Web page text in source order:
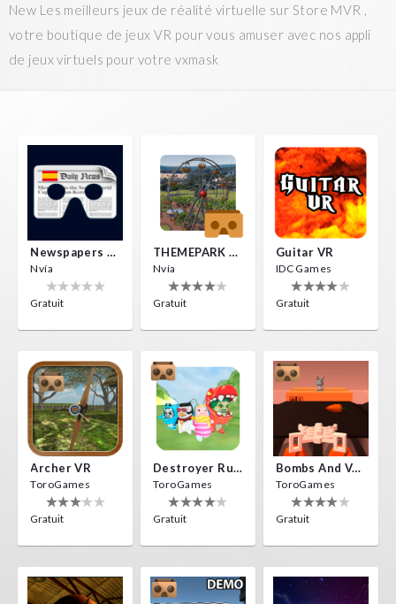
New Les meilleurs jeux de réalité virtuelle sur Store MVR ,
votre boutique de jeux VR pour vous amuser avec nos appli
de jeux virtuels pour votre vxmask
Newspapers Spain VR
Nvía
Gratuit
THEMEPARK VR
Nvía
Gratuit
Guitar VR
IDC Games
Gratuit
Archer VR
ToroGames
Gratuit
Destroyer Run VR
ToroGames
Gratuit
Bombs And Veggies
ToroGames
Gratuit